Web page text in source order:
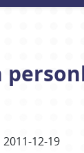
2011-12-19